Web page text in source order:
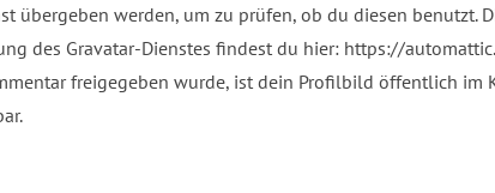
übergeben werden, um zu prüfen, ob du diesen benutzt.
des Gravatar-Dienstes findest du hier: https://
freigegeben wurde, ist dein Profilbild öffentlich im